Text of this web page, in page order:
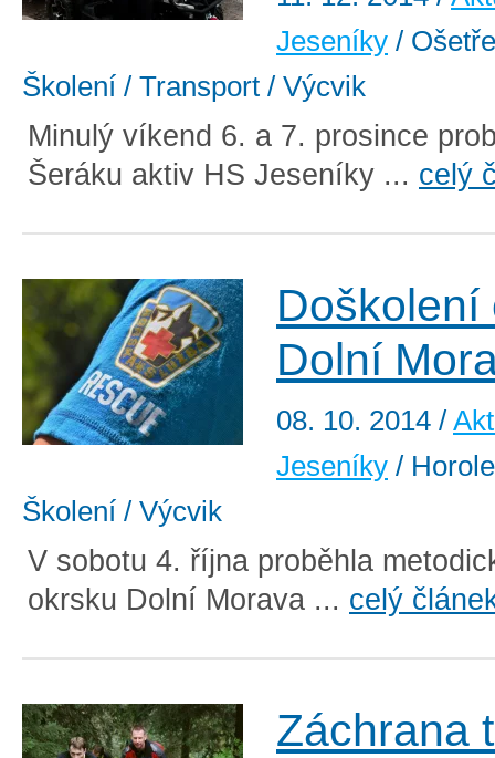
Jeseníky /
Školení / Transport / Výcvik
Minulý víkend 6. a 7. prosince
Šeráku aktiv HS Jeseníky ... celý
Doškolení
Dolní
08. 10. 2014 /
Jeseníky /
Školení / Výcvik
V sobotu 4. října proběhla
okrsku Dolní Morava ... celý
Záchrana